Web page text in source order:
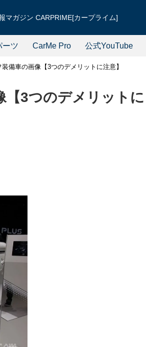
マガジン CARPRIME[カープライム]
ーツ CarMe Pro 公式YouTube
備車の画像【3つのデメリットに注意】
【3つのデメリットに